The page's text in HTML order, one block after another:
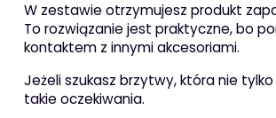
W zestawie otrzymujesz produkt
To rozwiązanie jest praktyczne, bo
kontaktem z innymi akcesoriami.
Jeżeli szukasz brzytwy, która nie
takie oczekiwania.